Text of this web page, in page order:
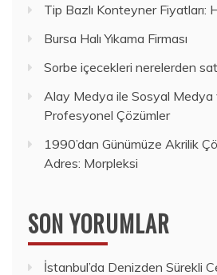
Tip Bazlı Konteyner Fiyatları:
Bursa Halı Yıkama Firması
Sorbe içecekleri nerelerden
Alay Medya ile Sosyal
Profesyonel Çözümler
1990’dan Günümüze Akrilik
Adres: Morpleksi
SON YORUMLAR
İstanbul’da Denizden Sürekli